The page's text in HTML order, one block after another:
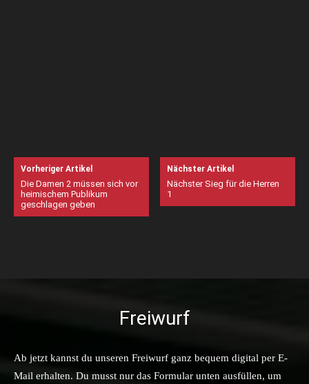
Vorheriger Artikel
Die Damen 2 müssen sich vor
heimischem Publikum
geschlagen geben
Nächster Artikel
Nächster Sieg für die Herren
1
Freiwurf
Ab jetzt kannst du unseren Freiwurf ganz bequem digital per E-
Mail erhalten. Du musst nur das Formular unten ausfüllen, um